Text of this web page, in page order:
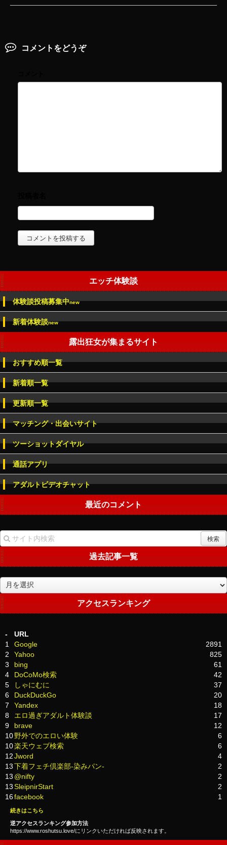
コメントをどうぞ
エッチ体験談
体験談投稿募集中new
新着体験談new
露出狂女が集まるサイト
おすすめ順一覧
新着順一覧
更新順一覧
マッチング・出会いサイト
ツーショットダイヤル
通話アプリ
アダルトビデオチャット
最近のコメント
過去記事一覧
過
去
記
事
覧
アクセスランキング
-
URL
1
Google
2891
2
Yahoo
825
3
bing
61
4
DoCoMo検索
42
5
しゃにむに
37
6
DuckDuckGo
20
7
Yandex
18
8
エロ過ぎアダルト体験談
17
9
brave
12
10野外でのエロい体験
6
10楽天ウェブ検索
6
12Jword
4
13下着フェチ倶楽部-染みパン-
2
13 @nifty
2
13SleipnirStart
2
16facebook 1
続きはこちら
逆アクセスランキング参加方法
https://www.roshutsu.love/にリンクいただければ反映されます。